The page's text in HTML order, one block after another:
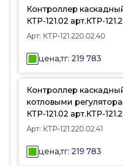
КТР-
при
ПРМ
и
Контроллер
КТР-121.02 арт.КТР-
Арт: КТР-121.220.02.40
цена,тг:219 783
Контроллер
котловыми
КТР-121.02 арт.КТР-
Арт: КТР-121.220.02.41
цена,тг:219 783